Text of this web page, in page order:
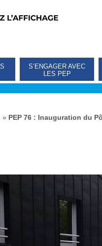
S’ENGAGER AVEC
LES PEP
» PEP 76 : Inauguration du